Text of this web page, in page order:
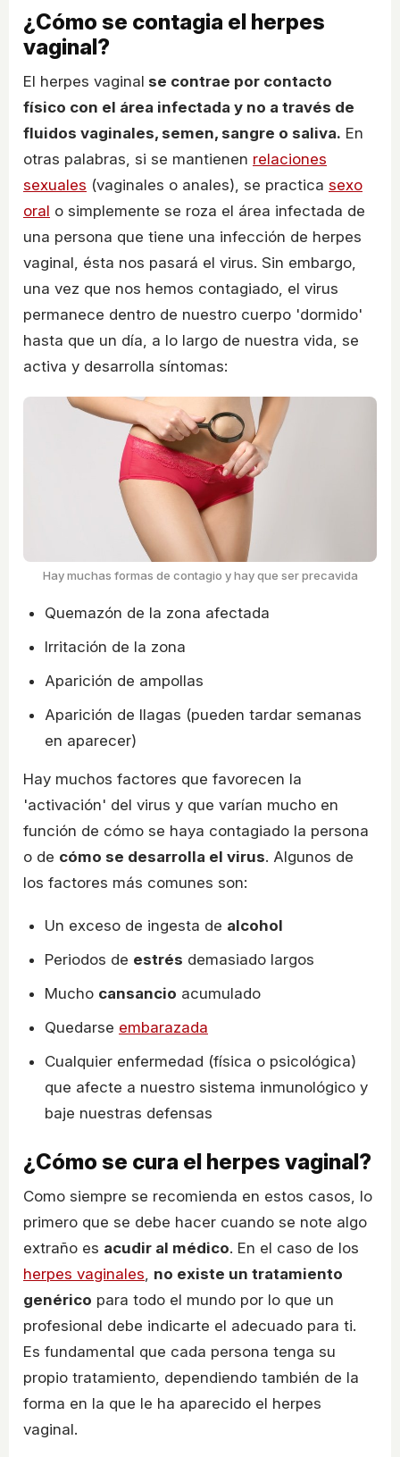
¿Cómo se contagia el herpes
vaginal?
El herpes vaginal se contrae por contacto
físico con el área infectada y no a través de
fluidos vaginales, semen, sangre o saliva. En
otras palabras, si se mantienen relaciones
sexuales (vaginales o anales), se practica sexo
oral o simplemente se roza el área infectada de
una persona que tiene una infección de herpes
vaginal, ésta nos pasará el virus. Sin embargo,
una vez que nos hemos contagiado, el virus
permanece dentro de nuestro cuerpo 'dormido'
hasta que un día, a lo largo de nuestra vida, se
activa y desarrolla síntomas:
Hay muchas formas de contagio y hay que ser precavida
Quemazón de la zona afectada
Irritación de la zona
Aparición de ampollas
Aparición de llagas (pueden tardar semanas
en aparecer)
Hay muchos factores que favorecen la
'activación' del virus y que varían mucho en
función de cómo se haya contagiado la persona
o de cómo se desarrolla el virus. Algunos de
los factores más comunes son:
Un exceso de ingesta de alcohol
Periodos de estrés demasiado largos
Mucho cansancio acumulado
Quedarse embarazada
Cualquier enfermedad (física o psicológica)
que afecte a nuestro sistema inmunológico y
baje nuestras defensas
¿Cómo se cura el herpes vaginal?
Como siempre se recomienda en estos casos, lo
primero que se debe hacer cuando se note algo
extraño es acudir al médico. En el caso de los
herpes vaginales, no existe un tratamiento
genérico para todo el mundo por lo que un
profesional debe indicarte el adecuado para ti.
Es fundamental que cada persona tenga su
propio tratamiento, dependiendo también de la
forma en la que le ha aparecido el herpes
vaginal.